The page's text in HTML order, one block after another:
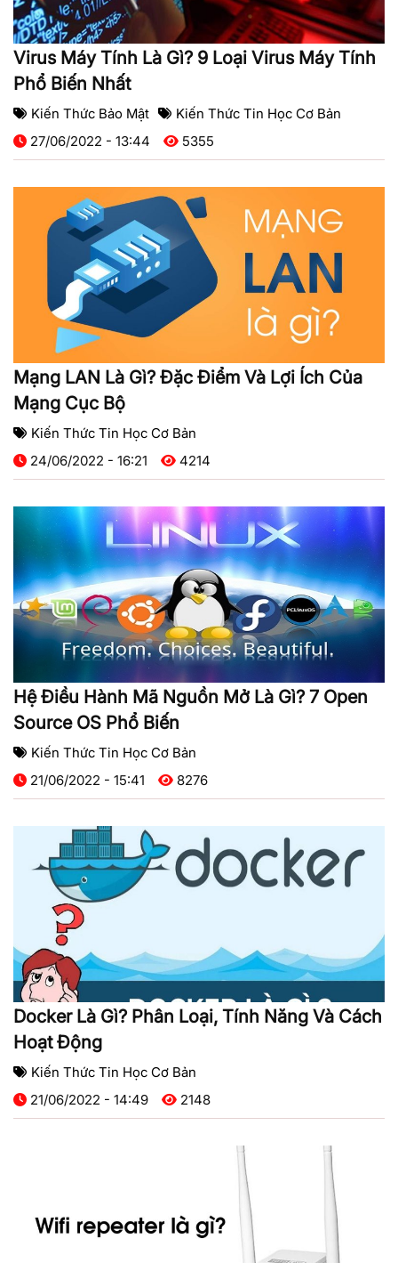
Virus Máy Tính Là Gì? 9 Loại Virus Máy Tính
Phổ Biến Nhất
Kiến Thức Bảo Mật
Kiến Thức Tin Học Cơ Bản
27/06/2022 - 13:44
5355
Mạng LAN Là Gì? Đặc Điểm Và Lợi Ích Của
Mạng Cục Bộ
Kiến Thức Tin Học Cơ Bản
24/06/2022 - 16:21
4214
Hệ Điều Hành Mã Nguồn Mở Là Gì? 7 Open
Source OS Phổ Biến
Kiến Thức Tin Học Cơ Bản
21/06/2022 - 15:41
8276
Docker Là Gì? Phân Loại, Tính Năng Và Cách
Hoạt Động
Kiến Thức Tin Học Cơ Bản
21/06/2022 - 14:49
2148